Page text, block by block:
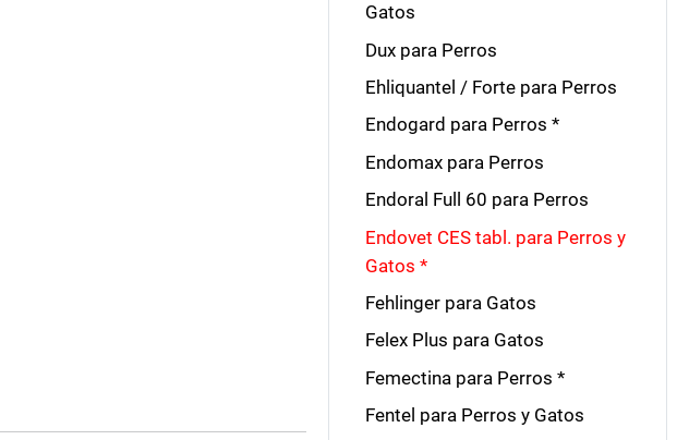
Gatos
Dux para Perros
Ehliquantel / Forte para Perros
Endogard para Perros *
Endomax para Perros
Endoral Full 60 para Perros
Endovet CES tabl. para Perros y
Gatos *
Fehlinger para Gatos
Felex Plus para Gatos
Femectina para Perros *
Fentel para Perros y Gatos